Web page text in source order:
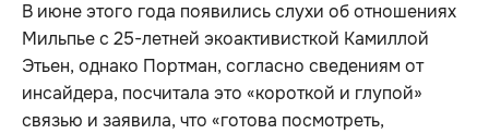
В июне этого года появились слухи об отношениях
Мильпье с 25-летней экоактивисткой Камиллой
Этьен, однако Портман, согласно сведениям от
инсайдера, посчитала это «короткой и глупой»
связью и заявила, что «готова посмотреть,